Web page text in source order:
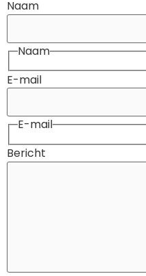
Naam
Naam
E-mail
E-mail
Bericht